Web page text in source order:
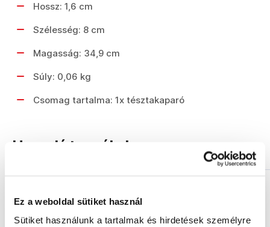
Ez a weboldal sütiket használ
Sütiket használunk a tartalmak és hirdetések személyre
Hossz: 1,6 cm
Szélesség: 8 cm
Magasság: 34,9 cm
Súly: 0,06 kg
Csomag tartalma: 1x tésztakaparó
Hasonló termékek